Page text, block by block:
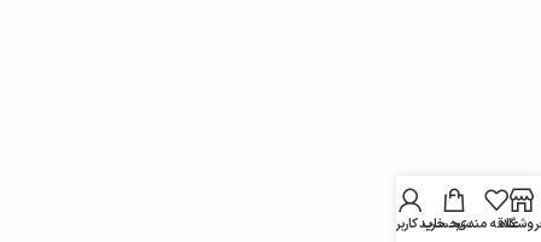
علاقه مندیسبد خرید
حساب کاربری من